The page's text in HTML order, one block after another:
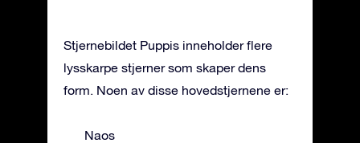
Stjernebildet Puppis inneholder flere
lysskarpe stjerner som skaper dens
form. Noen av disse hovedstjernene er:
Naos